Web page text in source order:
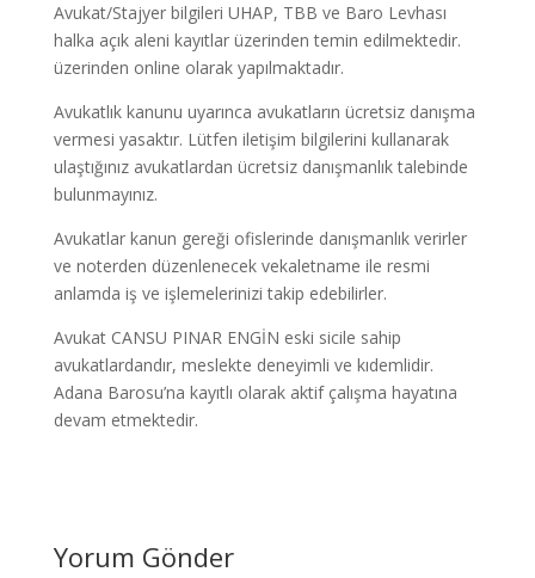
Avukat/Stajyer bilgileri UHAP, TBB ve Baro Levhası
halka açık aleni kayıtlar üzerinden temin edilmektedir.
üzerinden online olarak yapılmaktadır.
Avukatlık kanunu uyarınca avukatların ücretsiz danışma
vermesi yasaktır. Lütfen iletişim bilgilerini kullanarak
ulaştığınız avukatlardan ücretsiz danışmanlık talebinde
bulunmayınız.
Avukatlar kanun gereği ofislerinde danışmanlık verirler
ve noterden düzenlenecek vekaletname ile resmi
anlamda iş ve işlemelerinizi takip edebilirler.
Avukat CANSU PINAR ENGİN eski sicile sahip
avukatlardandır, meslekte deneyimli ve kıdemlidir.
Adana Barosu’na kayıtlı olarak aktif çalışma hayatına
devam etmektedir.
Yorum Gönder